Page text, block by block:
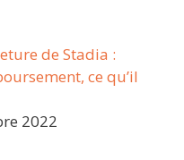
de Stadia :
ce qu’il
2022